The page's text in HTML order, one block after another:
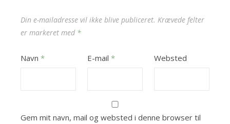
Din e-mailadresse vil ikke blive publiceret. Krævede felter
er markeret med *
Navn * E-mail * Websted
Gem mit navn, mail og websted i denne browser til